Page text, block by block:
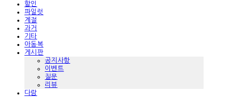
할인
파일럿
계절
과거
기타
아동복
게시판
공지사항
이벤트
질문
리뷰
다람